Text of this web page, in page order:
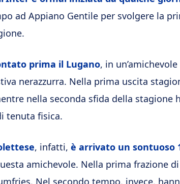
ad Appiano Gentile per svolgere la
prima il Lugano, in
nerazzurra. Nella prima uscita
nella seconda sfida della stagione
tenuta fisica.
, infatti, è arrivato un sontuoso
amichevole. Nella prima frazione
Nel secondo tempo, invece,